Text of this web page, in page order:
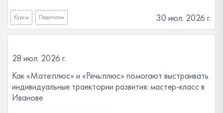
Курсы Педагогам 30 июл. 2026 г.
28 июл. 2026 г.
Как «Мате:плюс» и «Речь:плюс» помогают выстраивать
индивидуальные траектории развития: мастер-класс в
Иванове